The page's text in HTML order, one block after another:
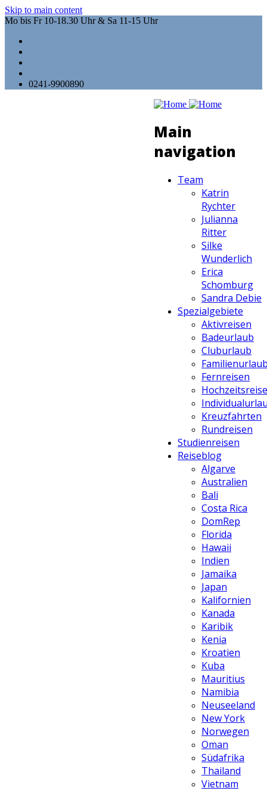
Skip to main content
Mo bis Fr 10-18.30 Uhr & Sa 11-15 Uhr
0241-9900890
Main
navigation
Team
Katrin
Rychter
Julianna
Ritter
Silke
Wunderlich
Erica
Schomburg
Sandra Debie
Spezialgebiete
Aktivreisen
Badeurlaub
Cluburlaub
Fernreisen
Kreuzfahrten
Rundreisen
Studienreisen
Reiseblog
Algarve
Australien
Bali
Costa Rica
DomRep
Florida
Hawaii
Indien
Jamaika
Japan
Kalifornien
Kanada
Karibik
Kenia
Kroatien
Kuba
Mauritius
Namibia
Neuseeland
New York
Norwegen
Oman
Südafrika
Thailand
Vietnam